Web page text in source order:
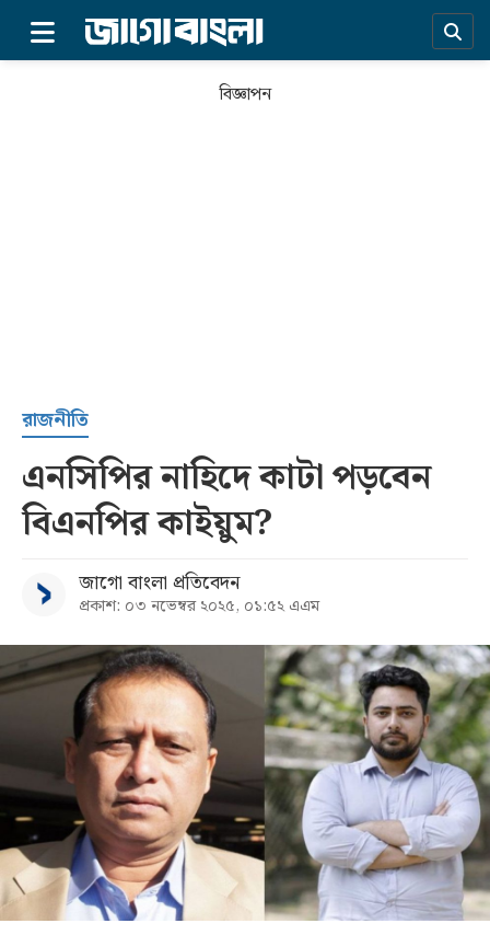
সর্বশেষ
বিভাগ
আর্কাইভ
কনভার্টার
বিজ্ঞাপন
রাজনীতি
এনসিপির নাহিদে কাটা পড়বেন
বিএনপির কাইয়ুম?
জাগো বাংলা প্রতিবেদন
প্রকাশ: ০৩ নভেম্বর ২০২৫, ০১:৫২ এএম